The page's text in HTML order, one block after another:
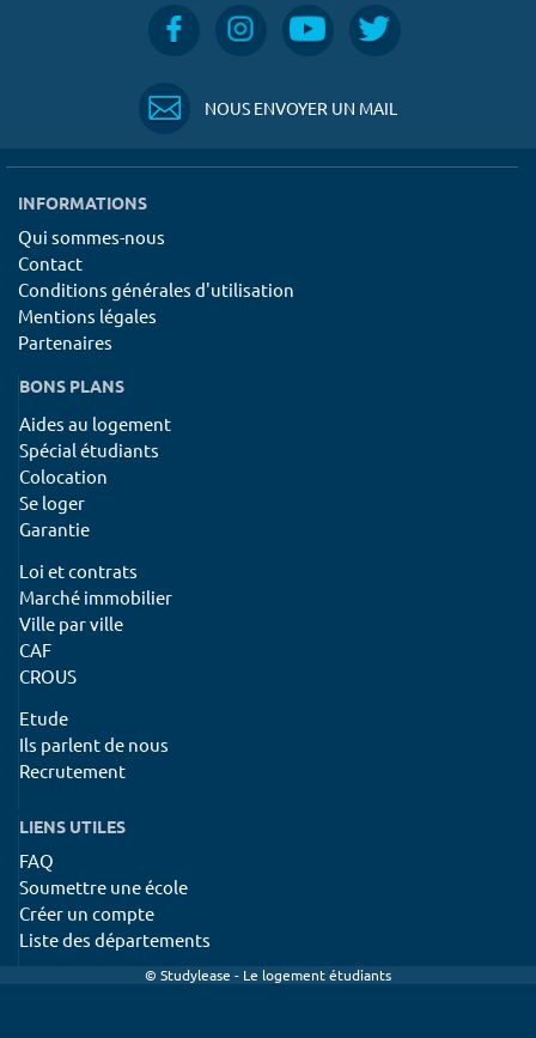
NOUS ENVOYER UN MAIL
INFORMATIONS
Qui sommes-nous
Contact
Conditions générales d'utilisation
Mentions légales
Partenaires
BONS PLANS
Aides au logement
Spécial étudiants
Colocation
Se loger
Garantie
Loi et contrats
Marché immobilier
Ville par ville
CAF
CROUS
Etude
Ils parlent de nous
Recrutement
LIENS UTILES
FAQ
Soumettre une école
Créer un compte
Liste des départements
© Studylease - Le logement étudiants